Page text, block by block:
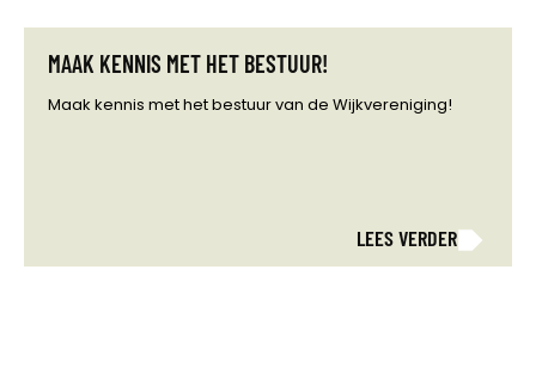
MAAK KENNIS MET HET BESTUUR!
Maak kennis met het bestuur van de Wijkvereniging!
LEES VERDER